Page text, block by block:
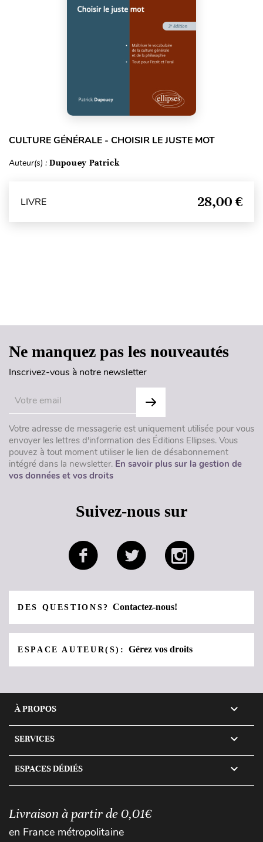
CULTURE GÉNÉRALE - CHOISIR LE JUSTE MOT
Auteur(s) : Dupouey Patrick
LIVRE 28,00 €
Ne manquez pas les nouveautés
Inscrivez-vous à notre newsletter
Votre adresse de messagerie est uniquement utilisée pour vous
envoyer les lettres d'information des Éditions Ellipses. Vous
pouvez à tout moment utiliser le lien de désabonnement
intégré dans la newsletter. En savoir plus sur la gestion de
vos données et vos droits
Suivez-nous sur
DES QUESTIONS?Contactez-nous!
ESPACE AUTEUR(S):Gérez vos droits
À PROPOS 
SERVICES 
ESPACES DÉDIÉS 
Livraison à partir de 0,01€
en France métropolitaine